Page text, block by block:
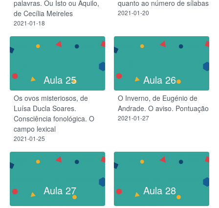
palavras. Ou Isto ou Aquilo,
de Cecília Meireles
2021-01-18
quanto ao número de sílabas
2021-01-20
Aula 25
Os ovos misteriosos, de
Luísa Ducla Soares.
Consciência fonológica. O
campo lexical
2021-01-25
Aula 26
O Inverno, de Eugénio de
Andrade. O aviso. Pontuação
2021-01-27
Aula 27 Aula 28